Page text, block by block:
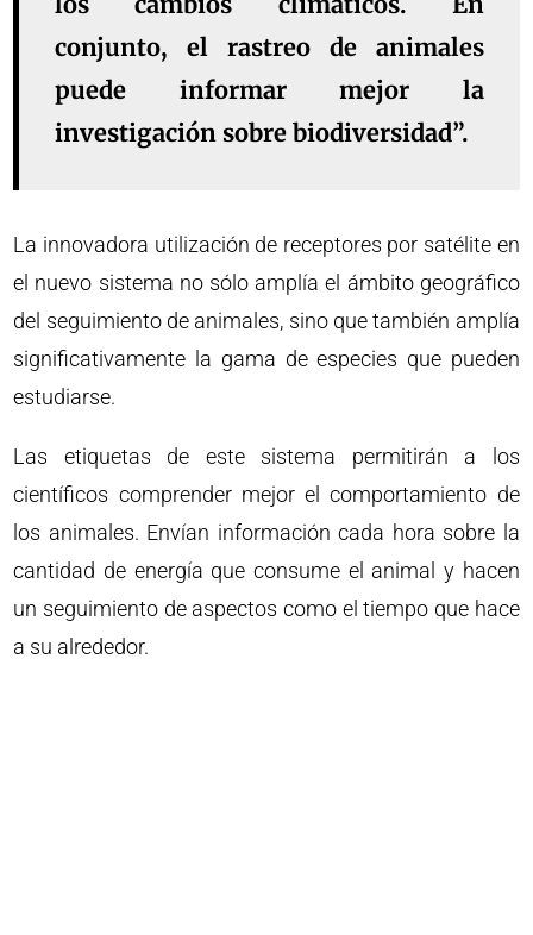
conjunto, el rastreo de animales
puede informar mejor la
investigación sobre biodiversidad”.
La innovadora utilización de receptores por satélite en
el nuevo sistema no sólo amplía el ámbito geográfico
del seguimiento de animales, sino que también amplía
significativamente la gama de especies que pueden
estudiarse.
Las etiquetas de este sistema permitirán a los
científicos comprender mejor el comportamiento de
los animales. Envían información cada hora sobre la
cantidad de energía que consume el animal y hacen
un seguimiento de aspectos como el tiempo que hace
a su alrededor.